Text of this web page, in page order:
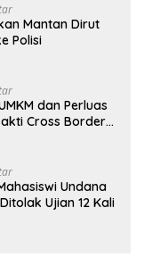
Mantan Dirut
Polisi
dan Perluas
Cross Border
Undana
Ujian 12 Kali